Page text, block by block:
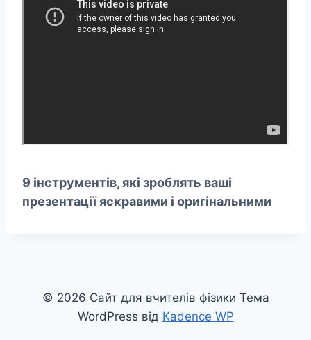
9 інструментів, які зроблять ваші
презентації яскравими і оригінальними
© 2026 Сайт для вчителів фізики Тема
WordPress від Kadence WP